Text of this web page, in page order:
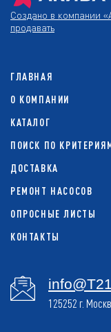
Создано в компании
продавать
ГЛАВНАЯ
О КОМПАНИИ
КАТАЛОГ
ПОИСК ПО
ДОСТАВКА
РЕМОНТ НАСОСОВ
ОПРОСНЫЕ ЛИСТЫ
КОНТАКТЫ
125252 г.